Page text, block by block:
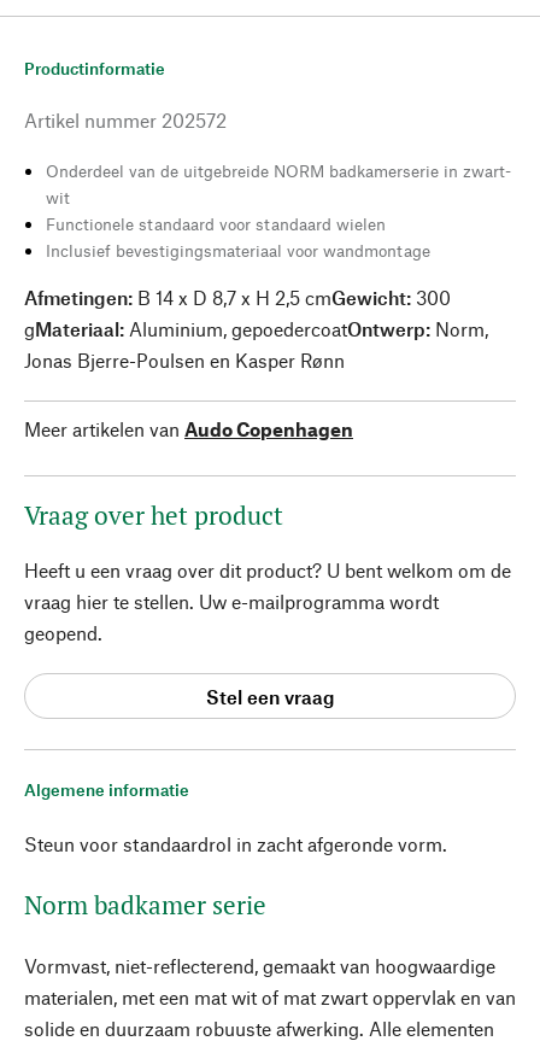
Algemene informatie
Steun voor standaardrol in zacht afgeronde vorm.
Norm badkamer serie
Vormvast, niet-reflecterend, gemaakt van hoogwaardige
materialen, met een mat wit of mat zwart oppervlak en van
solide en duurzaam robuuste afwerking. Alle elementen
Productinformatie
Artikel nummer 202572
Onderdeel van de uitgebreide NORM badkamerserie in zwart-
wit
Functionele standaard voor standaard wielen
Inclusief bevestigingsmateriaal voor wandmontage
Afmetingen: B 14 x D 8,7 x H 2,5 cmGewicht: 300
gMateriaal: Aluminium, gepoedercoatOntwerp: Norm,
Jonas Bjerre-Poulsen en Kasper Rønn
Meer artikelen van Audo Copenhagen
Vraag over het product
Heeft u een vraag over dit product? U bent welkom om de
vraag hier te stellen. Uw e-mailprogramma wordt
geopend.
Stel een vraag